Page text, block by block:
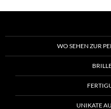
WO SEHEN ZUR
UNIKATE